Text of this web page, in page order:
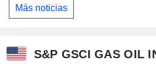
Más noticias
S&P GSCI GAS OIL